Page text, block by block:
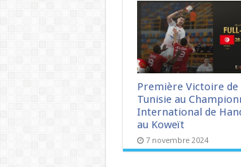
Première Victoire de
Tunisie au
International de
au Koweït
7 novembre 2024